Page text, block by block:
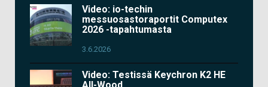
Video: io-techin
messuosastoraportit Computex
2026 -tapahtumasta
3.6.2026
Video: Testissä Keychron K2 HE